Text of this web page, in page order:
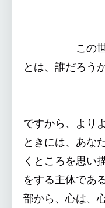
この世界に
とは、誰だろう
ですから、より
ときには、あな
くところを思い
をする主体であ
部から、心は、